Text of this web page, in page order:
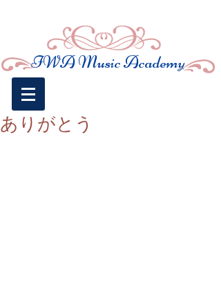
​IWA MusicAcademy
ありがとう